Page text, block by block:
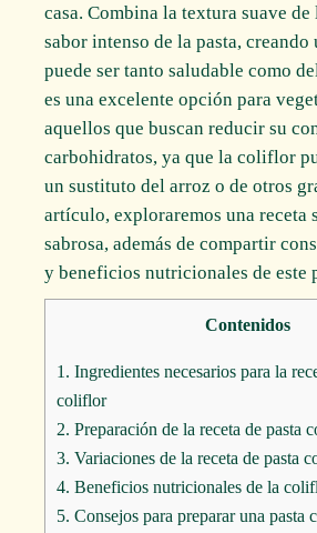
casa. Combina la textura suave
sabor intenso de la pasta, creando
puede ser tanto saludable como
es una excelente opción para
aquellos que buscan reducir su
carbohidratos, ya que la coliflor
un sustituto del arroz o de otros
artículo, exploraremos una receta
sabrosa, además de compartir
y beneficios nutricionales de este
Contenidos
1. Ingredientes necesarios para la
coliflor
2. Preparación de la receta de pasta
3. Variaciones de la receta de pasta
4. Beneficios nutricionales de la
5. Consejos para preparar una pasta